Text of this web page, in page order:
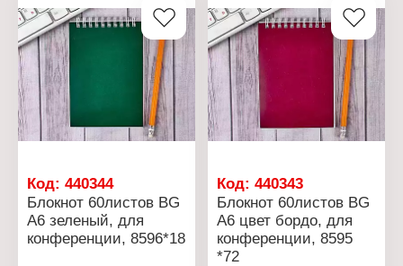
Тип скрепления: на
гребне
Материал блока: офсет
Материал обложки:
мелованный картон
Цвет внутреннего блока:
белый
Плотность бумаги: 60 г/
кв.м
Цвет обложки: зеленый
Тип скрепления: на
гребне
Материал обложки:
мелованный картон
Внутренний блок: клетка
Плотность блока: 60 г/
кв.м
Код: 440344
Блокнот 60листов BG
А6 зеленый, для
конференции, 8596*18
Код:440343
Блокнот 60листов BG
А6 цвет бордо, для
конференции, 8595
*72